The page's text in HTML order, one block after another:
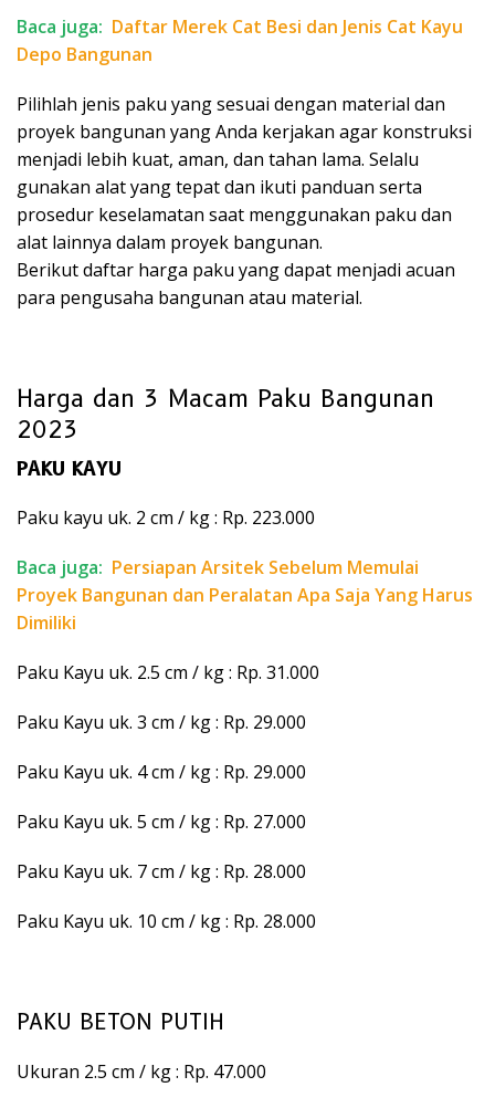
Baca juga: Daftar Merek Cat Besi dan Jenis Cat Kayu
Depo Bangunan
Pilihlah jenis paku yang sesuai dengan material dan
proyek bangunan yang Anda kerjakan agar konstruksi
menjadi lebih kuat, aman, dan tahan lama. Selalu
gunakan alat yang tepat dan ikuti panduan serta
prosedur keselamatan saat menggunakan paku dan
alat lainnya dalam proyek bangunan.
Berikut daftar harga paku yang dapat menjadi acuan
para pengusaha bangunan atau material.
Harga dan 3 Macam Paku Bangunan
2023
PAKU KAYU
Paku kayu uk. 2 cm / kg : Rp. 223.000
Baca juga: Persiapan Arsitek Sebelum Memulai
Proyek Bangunan dan Peralatan Apa Saja Yang Harus
Dimiliki
Paku Kayu uk. 2.5 cm / kg : Rp. 31.000
Paku Kayu uk. 3 cm / kg : Rp. 29.000
Paku Kayu uk. 4 cm / kg : Rp. 29.000
Paku Kayu uk. 5 cm / kg : Rp. 27.000
Paku Kayu uk. 7 cm / kg : Rp. 28.000
Paku Kayu uk. 10 cm / kg : Rp. 28.000
PAKU BETON PUTIH
Ukuran 2.5 cm / kg : Rp. 47.000